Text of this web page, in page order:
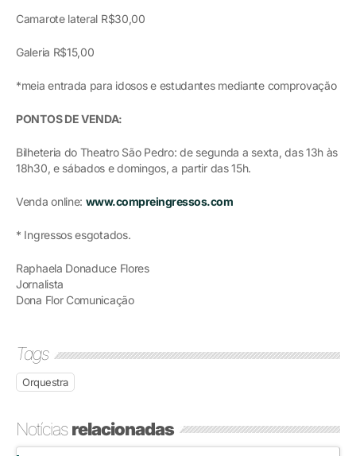
Camarote lateral R$30,00
Galeria R$15,00
*meia entrada para idosos e estudantes mediante comprovação
PONTOS DE VENDA:
Bilheteria do Theatro São Pedro: de segunda a sexta, das 13h às
18h30, e sábados e domingos, a partir das 15h.
Venda online: www.compreingressos.com
* Ingressos esgotados.
Raphaela Donaduce Flores
Jornalista
Dona Flor Comunicação
Tags
Orquestra
Notíciasrelacionadas